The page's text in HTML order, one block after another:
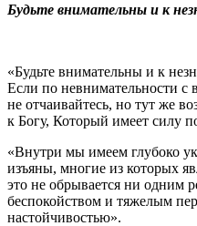
Будьте внимательны и к
«Будьте внимательны и к
Если по невнимательности с
не отчаивайтесь, но тут же
к Богу, Который имеет силу
«Внутри мы имеем глубоко
изъяны, многие из которых
это не обрывается ни одним
беспокойством и тяжелым
настойчивостью».